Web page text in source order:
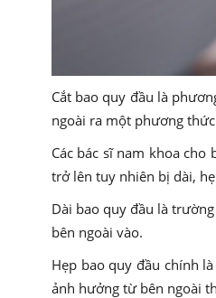
Cắt bao quy đầu là
ngoài ra một phương
Các bác sĩ nam khoa
trở lên tuy nhiên bị dài,
Dài bao quy đầu là
bên ngoài vào.
Hẹp bao quy đầu chính
ảnh hưởng từ bên ngoài